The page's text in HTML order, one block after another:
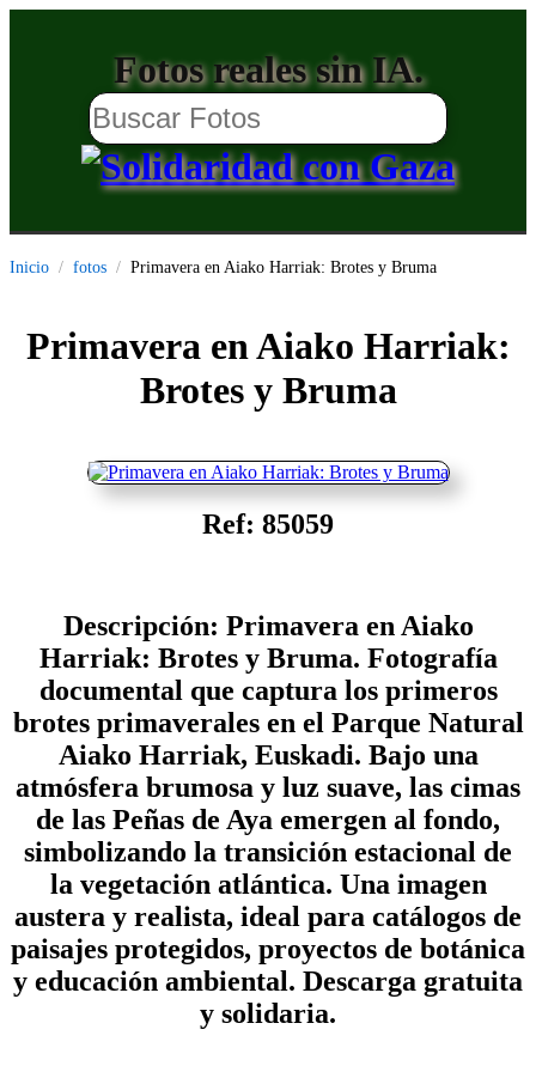
Fotos reales sin IA.
Inicio fotos Primavera en Aiako Harriak: Brotes y Bruma
Primavera en Aiako Harriak:
Brotes y Bruma
Ref: 85059
Descripción: Primavera en Aiako
Harriak: Brotes y Bruma. Fotografía
documental que captura los primeros
brotes primaverales en el Parque Natural
Aiako Harriak, Euskadi. Bajo una
atmósfera brumosa y luz suave, las cimas
de las Peñas de Aya emergen al fondo,
simbolizando la transición estacional de
la vegetación atlántica. Una imagen
austera y realista, ideal para catálogos de
paisajes protegidos, proyectos de botánica
y educación ambiental. Descarga gratuita
y solidaria.